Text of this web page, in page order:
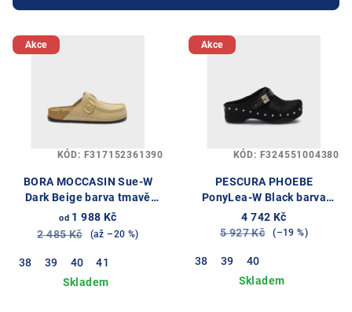
r
o
d
V
ý
Akce
BORA MOCCASIN Sue-W
Dark Beige barva tmavě
béžová
od 1 988 Kč
2 485 Kč
(až –20 %)
38 39 40 41
KÓD: F317152361390
Akce
PESCURA PHOEBE
PonyLea-W Black barva
černá
4 742 Kč
5 927 Kč
(–19 %)
38 39 40
KÓD: F324551004380